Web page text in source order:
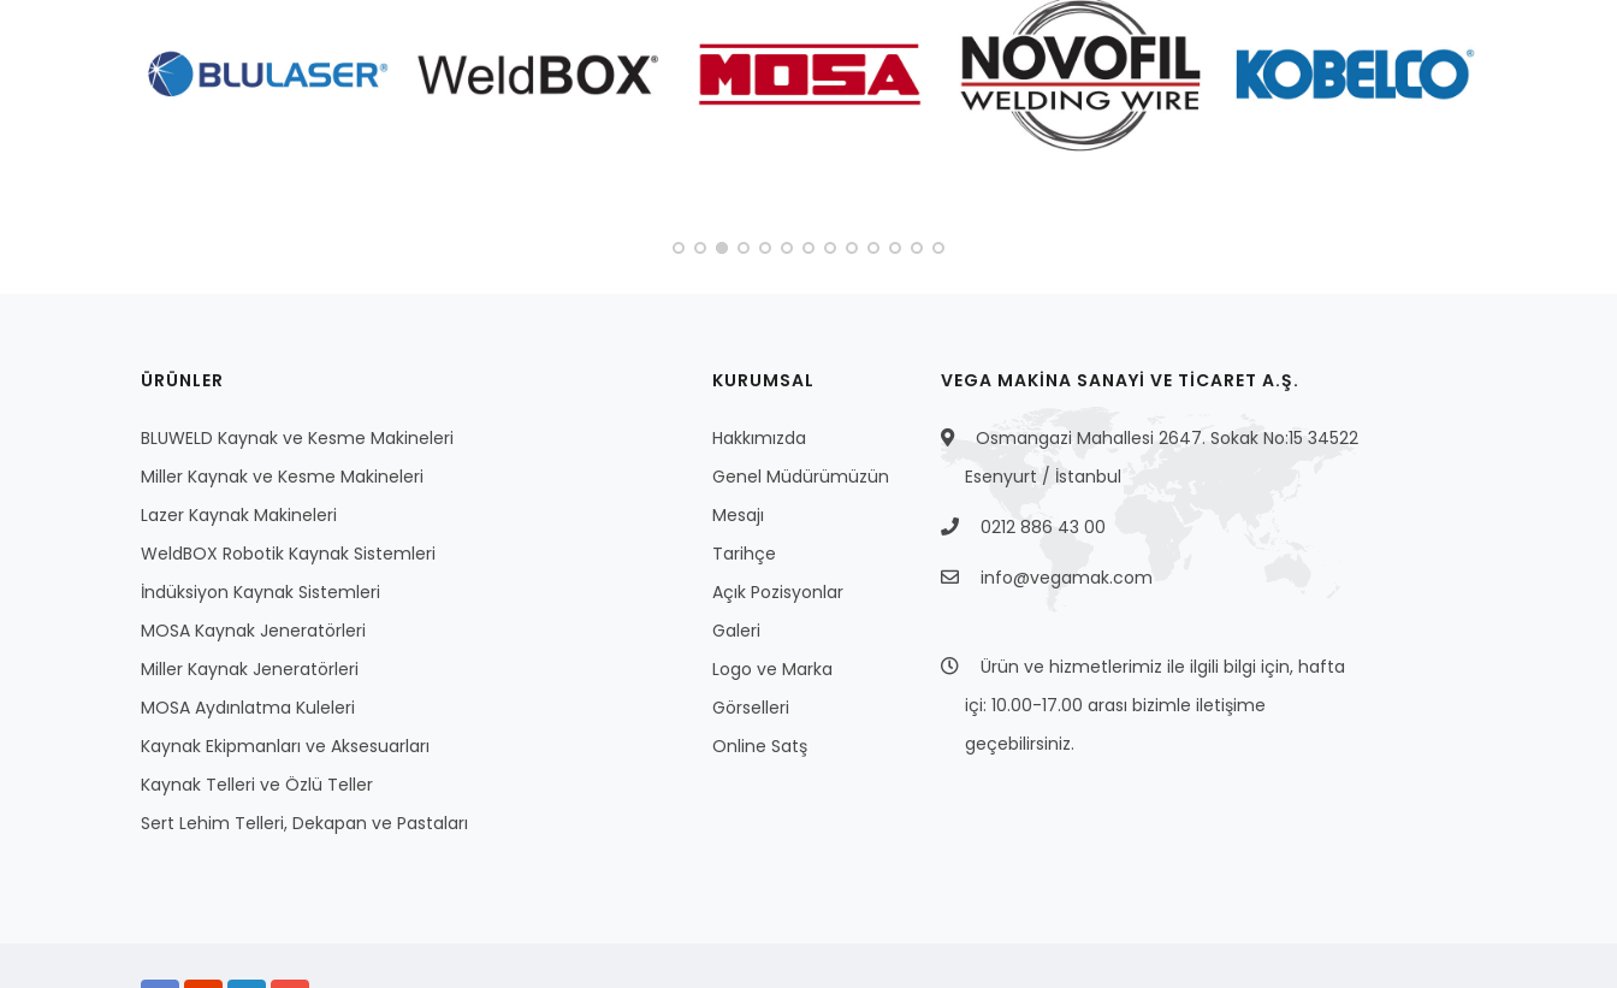
ÜRÜNLER
BLUWELD Kaynak ve Kesme Makineleri
Miller Kaynak ve Kesme Makineleri
Lazer Kaynak Makineleri
WeldBOX Robotik Kaynak Sistemleri
İndüksiyon Kaynak Sistemleri
MOSA Kaynak Jeneratörleri
Miller Kaynak Jeneratörleri
MOSA Aydınlatma Kuleleri
Kaynak Ekipmanları ve Aksesuarları
Kaynak Telleri ve Özlü Teller
Sert Lehim Telleri, Dekapan ve Pastaları
KURUMSAL
Hakkımızda
Genel Müdürümüzün
Mesajı
Tarihçe
Açık Pozisyonlar
Galeri
Logo ve Marka
Görselleri
Online Satş
VEGA MAKİNA SANAYİ VE TİCARET A.Ş.
Osmangazi Mahallesi 2647. Sokak No:15 34522
Esenyurt / İstanbul
0212 886 43 00
info@vegamak.com
Ürün ve hizmetlerimiz ile ilgili bilgi için, hafta
içi: 10.00-17.00 arası bizimle iletişime
geçebilirsiniz.